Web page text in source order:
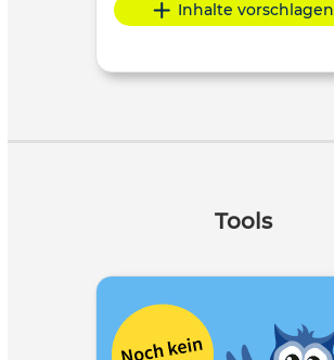
Inhalte vorschlagen
Tools